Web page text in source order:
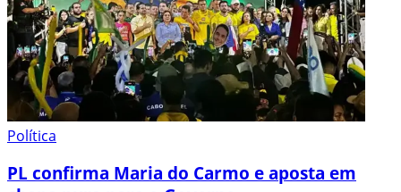
Política
PL confirma Maria do Carmo e aposta em